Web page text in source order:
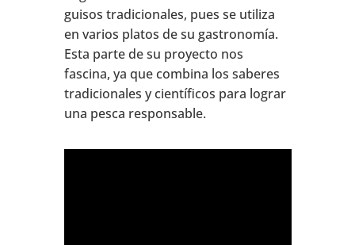
guisos tradicionales, pues se utiliza
en varios platos de su gastronomía.
Esta parte de su proyecto nos
fascina, ya que combina los saberes
tradicionales y científicos para lograr
una pesca responsable.